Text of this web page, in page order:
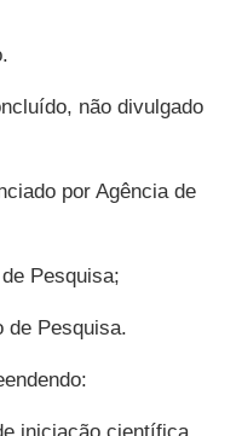
não divulgado
por Agência de
Pesquisa;
de Pesquisa.
iniciação científica,